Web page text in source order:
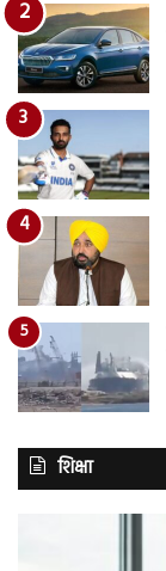
शिक्षा